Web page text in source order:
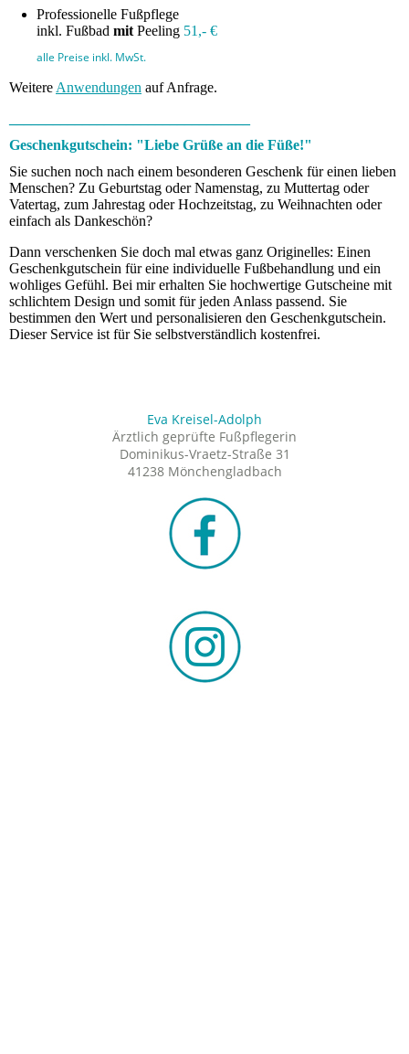
Professionelle Fußpflege
inkl. Fußbad mit Peeling 51,- €
alle Preise inkl. MwSt.
Weitere Anwendungen auf Anfrage.
Geschenkgutschein: "Liebe Grüße an die Füße!"
Sie suchen noch nach einem besonderen Geschenk für einen lieben
Menschen? Zu Geburtstag oder Namenstag, zu Muttertag oder
Vatertag, zum Jahrestag oder Hochzeitstag, zu Weihnachten oder
einfach als Dankeschön?
Dann verschenken Sie doch mal etwas ganz Originelles: Einen
Geschenkgutschein für eine individuelle Fußbehandlung und ein
wohliges Gefühl. Bei mir erhalten Sie hochwertige Gutscheine mit
schlichtem Design und somit für jeden Anlass passend. Sie
bestimmen den Wert und personalisieren den Geschenkgutschein.
Dieser Service ist für Sie selbstverständlich kostenfrei.
Eva Kreisel-Adolph
Ärztlich geprüfte Fußpflegerin
Dominikus-Vraetz-Straße 31
41238 Mönchengladbach